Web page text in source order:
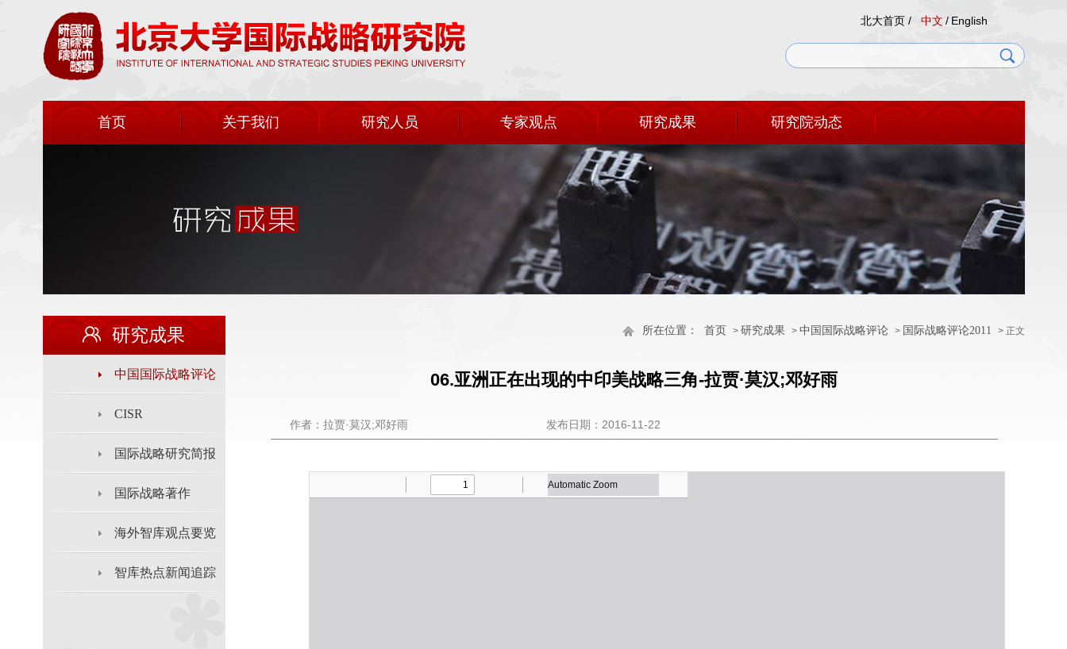
北大首页 / 中文 / English
首页 关于我们 研究人员 专家观点 研究成果 研究院动态
所在位置： 首页 > 研究成果 > 中国国际战略评论 > 国际战略评论2011 > 正文
研究成果
中国国际战略评论
CISR
国际战略研究简报
国际战略著作
海外智库观点要览
智库热点新闻追踪
06.亚洲正在出现的中印美战略三角-拉贾·莫汉;邓好雨
作者：拉贾·莫汉;邓好雨 发布日期：2016-11-22